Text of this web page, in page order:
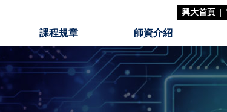
興大首頁 |
課程規章 師資介紹